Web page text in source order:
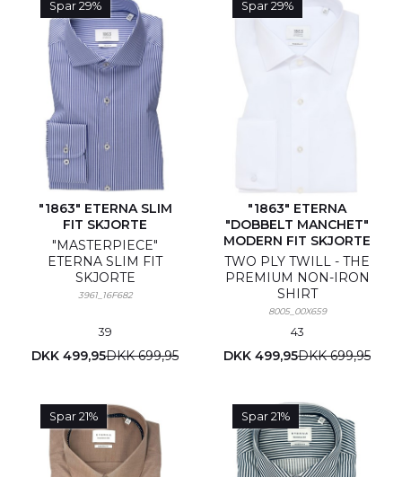
Spar 29%
"1863" ETERNA SLIM
FIT SKJORTE
"MASTERPIECE"
ETERNA SLIM FIT
SKJORTE
3961_16F682
39
DKK 499,95DKK 699,95
Spar 29%
"1863" ETERNA
"DOBBELT MANCHET"
MODERN FIT SKJORTE
TWO PLY TWILL - THE
PREMIUM NON-IRON
SHIRT
8005_00X659
43
DKK 499,95DKK 699,95
Spar 21% Spar 21%